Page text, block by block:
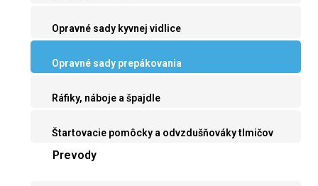
Opravné sady kyvnej vidlice
Opravné sady prepákovania
Ráfiky, náboje a špajdle
Štartovacie pomôcky a odvzdušňováky tlmičov
Prevody